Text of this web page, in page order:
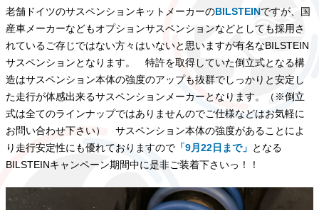
老舗ドイツのサスペンションキットメーカーのBILSTEINですが、国
産車メーカーなどもオプションサスペンションなどとしても採用さ
れているご存じではない方々はいないと思いますが有名なBILSTEIN
サスペンションとなります。 特許を取得していた倒立式となる構
造はサスペンション本体の強度のアップも抜群でしっかりと安定し
た走行が体感出来るサスペンションメーカーとなります。（※倒立
式は全てのラインナップではありませんのでご仕様などはお気軽に
お問い合わせ下さい） サスペンション本体の強度があることによ
り走行安定性にも優れておりますので 「9月22日まで」 となる
BILSTEINキャンペーン期間中に是非ご装着下さいっ！！